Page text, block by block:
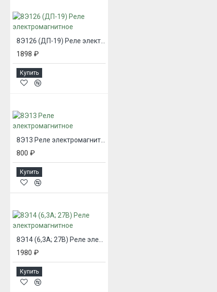
1898 ₽
Купить
8Э13 Реле электромагнитное
800 ₽
Купить
8Э14 (6,3А; 27В) Реле электромагнитное
1980 ₽
Купить